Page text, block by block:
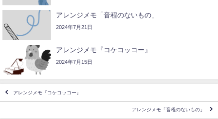
アレンジメモ「音程のないもの」
2024年7月21日
アレンジメモ『コケコッコー』
2024年7月15日
アレンジメモ『コケコッコー』
アレンジメモ「音程のないもの」